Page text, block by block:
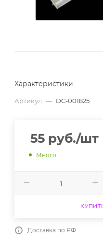
Характеристики
Артикул — DC-001825
55 руб./шт
Много
Доставка по РФ